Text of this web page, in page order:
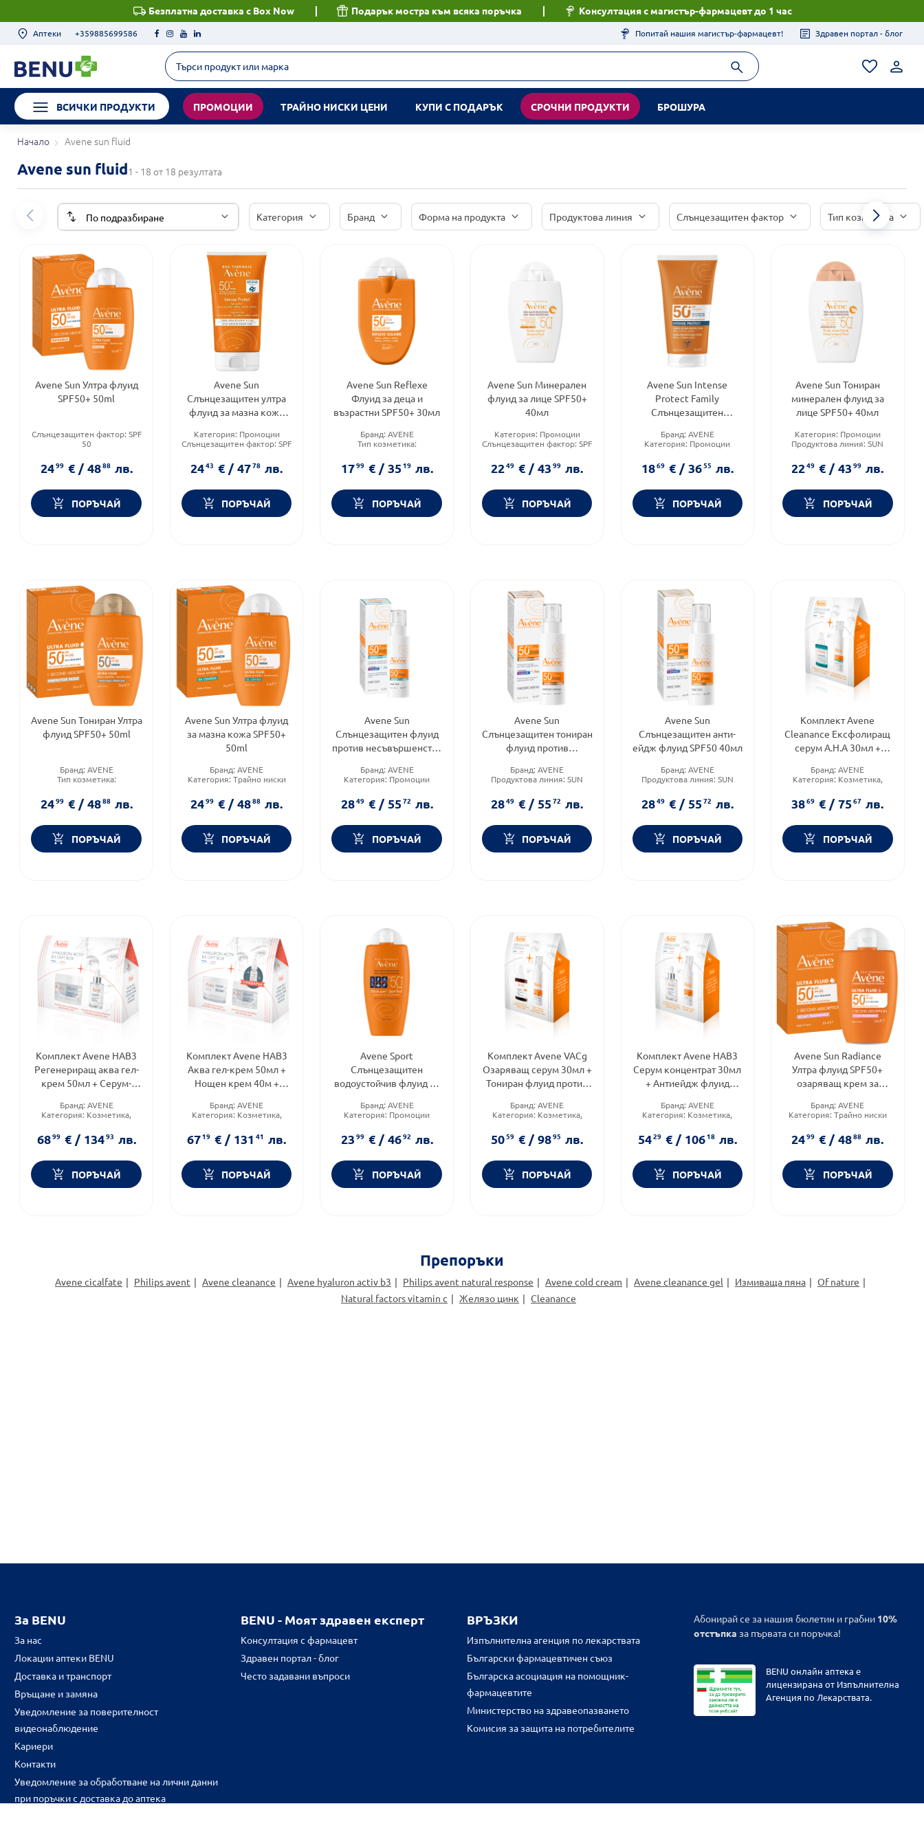
Безплатна доставка с Box Now Подарък мостра към всяка поръчка Консултация с магистър-фармацевт до 1 час
Аптеки +359885699586 Попитай нашия магистър-фармацевт! Здравен портал - блог
ВСИЧКИ ПРОДУКТИ ПРОМОЦИИ ТРАЙНО НИСКИ ЦЕНИ КУПИ С ПОДАРЪК СРОЧНИ ПРОДУКТИ БРОШУРА
Начало Avene sun fluid
Avene sun fluid1 - 18 от 18 резултата
Категория Бранд Форма на продукта Продуктова линия Слънцезащитен фактор Тип козметика
Avene Sun Ултра флуид
SPF50+ 50ml
Слънцезащитен фактор: SPF
50
Дермокозметика
Форма на продукта: флуид
2499 € / 4888 лв.
ПОРЪЧАЙ
Avene Sun
Слънцезащитен ултра
флуид за мазна кожа
Категория: Промоции
Слънцезащитен фактор:SPF
Тип продукт:Флуид
2443 € / 4778 лв.
ПОРЪЧАЙ
Avene Sun Reflexe
Флуид за деца и
възрастни SPF50+ 30мл
Бранд: AVENE
Тип козметика:
Тип продукт:Крем
1799 € / 3519 лв.
ПОРЪЧАЙ
Avene Sun Минерален
флуид за лице SPF50+
40мл
Категория: Промоции
Слънцезащитен фактор:SPF
Тип козметика:
Дермокозметика
2249 € / 4399 лв.
ПОРЪЧАЙ
Avene Sun Intense
Protect Family
Слънцезащитен
SPF50+ 150мл
Бранд: AVENE
Категория: Промоции
1869 € / 3655 лв.
ПОРЪЧАЙ
Avene Sun Тониран
минерален флуид за
лице SPF50+ 40мл
Категория: Промоции
Продуктова линия:SUN
2249 € / 4399 лв.
ПОРЪЧАЙ
Avene Sun Тониран Ултра
флуид SPF50+ 50ml
Бранд: AVENE
Тип козметика:
Форма на продукта:
2499 € / 4888 лв.
ПОРЪЧАЙ
Avene Sun Ултра флуид
за мазна кожа SPF50+
50ml
Бранд:AVENE
Категория: Трайно ниски
Форма на продукта:
2499 € / 4888 лв.
ПОРЪЧАЙ
Avene Sun
Слънцезащитен флуид
против несъвършенства
Бранд: AVENE
Категория: Промоции
2849 € / 5572 лв.
ПОРЪЧАЙ
Avene Sun
Слънцезащитен тониран
флуид против
40мл
Бранд:AVENE
Продуктова линия:SUN
2849 € / 5572 лв.
ПОРЪЧАЙ
Avene Sun
Слънцезащитен анти-
ейдж флуид SPF50 40мл
Бранд: AVENE
Продуктова линия: SUN
2849 € / 5572 лв.
ПОРЪЧАЙ
Комплект Avene
Cleanance Ексфолиращ
серум A.H.A 30мл +
несъвършенства SPF50
Бранд:AVENE
Категория: Козметика,
Форма на продукта:
комплект
3869 € / 7567 лв.
ПОРЪЧАЙ
Комплект Avene HAB3
Регенериращ аква гел-
крем 50мл + Серум-
ейдж флуид SPF50
Бранд: AVENE
Категория: Козметика,
Форма на продукта:
комплект
6899 € / 13493 лв.
ПОРЪЧАЙ
Комплект Avene HAB3
Аква гел-крем 50мл +
Нощен крем 40м +
флуид SPF50 5мл
Бранд:AVENE
Категория: Козметика,
Форма на продукта:
комплект
6719 € / 13141 лв.
ПОРЪЧАЙ
Avene Sport
Слънцезащитен
водоустойчив флуид за
100мл
Бранд: AVENE
Категория: Промоции
2399 € / 4692 лв.
ПОРЪЧАЙ
Комплект Avene VACg
Озаряващ серум 30мл +
Тониран флуид против
40мл
Бранд:AVENE
Категория: Козметика,
Форма на продукта:
комплект
5059 € / 9895 лв.
ПОРЪЧАЙ
Комплект Avene HAB3
Серум концентрат 30мл
+ Антиейдж флуид
Бранд: AVENE
Категория: Козметика,
Форма на продукта:
комплект
5429 € / 10618 лв.
ПОРЪЧАЙ
Avene Sun Radiance
Ултра флуид SPF50+
озаряващ крем за
Бранд:AVENE
Категория: Трайно ниски
Продуктова линия:
RADIANCE
2499 € / 4888 лв.
ПОРЪЧАЙ
Препоръки
Avene cicalfate Philips avent Avene cleanance Avene hyaluron activ b3 Philips avent natural response Avene cold cream Avene cleanance gel Измиваща пяна
Of nature
Natural factors vitamin c
Желязо цинк Cleanance
За BENU
За нас
Локации аптеки BENU
Доставка и транспорт
Връщане и замяна
Уведомление за поверителност
видеонаблюдение
Кариери
Контакти
Уведомление за обработване на лични данни
при поръчки с доставка до аптека
BENU - Моят здравен експерт
Консултация с фармацевт
Здравен портал - блог
Често задавани въпроси
ВРЪЗКИ
Изпълнителна агенция по лекарствата
Български фармацевтичен съюз
Българска асоциация на помощник-
фармацевтите
Министерство на здравеопазването
Комисия за защита на потребителите
Абонирай се за нашия бюлетин и грабни 10%
отстъпка за първата си поръчка!
BENU онлайн аптека е
лицензирана от Изпълнителна
Агенция по Лекарствата.